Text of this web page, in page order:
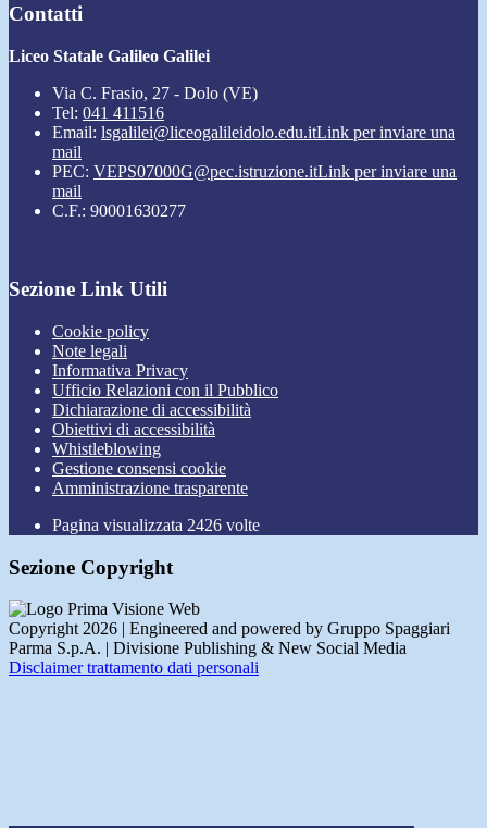
Contatti
Liceo Statale Galileo Galilei
Via C. Frasio, 27 - Dolo (VE)
Tel: 041 411516
Email: lsgalilei@liceogalileidolo.edu.itLink per inviare una
mail
PEC: VEPS07000G@pec.istruzione.itLink per inviare una
mail
C.F.: 90001630277
Sezione Link Utili
Cookie policy
Note legali
Informativa Privacy
Ufficio Relazioni con il Pubblico
Dichiarazione di accessibilità
Obiettivi di accessibilità
Whistleblowing
Gestione consensi cookie
Amministrazione trasparente
Pagina visualizzata 2426 volte
Sezione Copyright
Copyright 2026 | Engineered and powered by Gruppo Spaggiari
Parma S.p.A. | Divisione Publishing & New Social Media
Disclaimer trattamento dati personali